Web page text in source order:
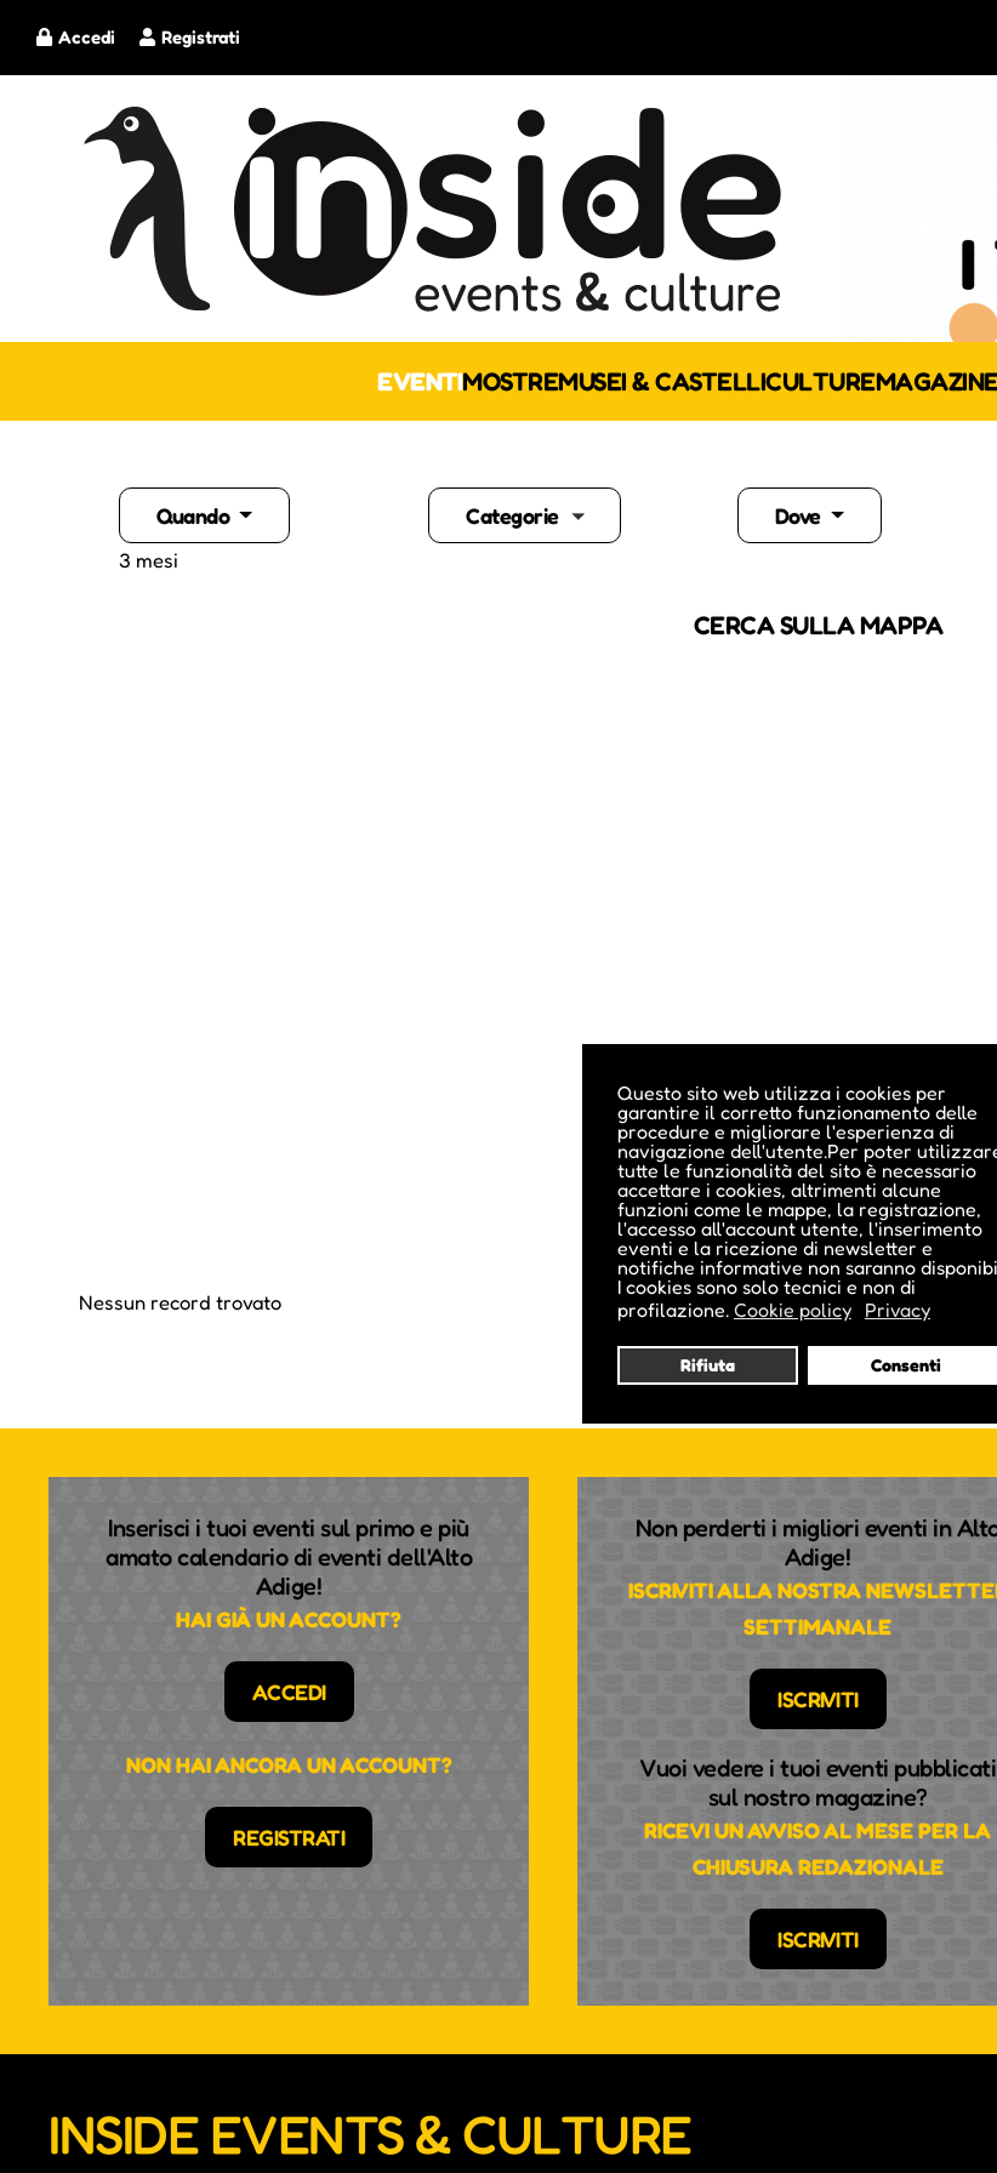
Questo sito web utilizza i cookies per
garantire il corretto funzionamento delle
procedure e migliorare l'esperienza di
navigazione dell'utente.Per poter
tutte le funzionalità del sito è necessario
accettare i cookies, altrimenti alcune
funzioni come le mappe, la registrazione,
l'accesso all'account utente, l'inserimento
eventi e la ricezione di newsletter e
notifiche informative non saranno
I cookies sono solo tecnici e non di
profilazione. Cookie policy Privacy
Rifiuta Consenti
Registrati
Accedi
EVENTIMOSTREMUSEI & CASTELLICULTURE
Quando
3 mesi
Categorie Dove
CERCA SULLA MAPPA
Nessun record trovato
Inserisci i tuoi eventi sul primo e più
amato calendario di eventi dell'Alto
Adige!
HAI GIÀ UN ACCOUNT?
ACCEDI
NON HAI ANCORA UN ACCOUNT?
REGISTRATI
Non perderti i migliori eventi in
Adige!
ISCRIVITI ALLA NOSTRA
SETTIMANALE
ISCRIVITI
Vuoi vedere i tuoi eventi pubblicati
sul nostro magazine?
RICEVI UN AVVISO AL MESE PER LA
CHIUSURA REDAZIONALE
ISCRIVITI
INSIDE EVENTS & CULTURE